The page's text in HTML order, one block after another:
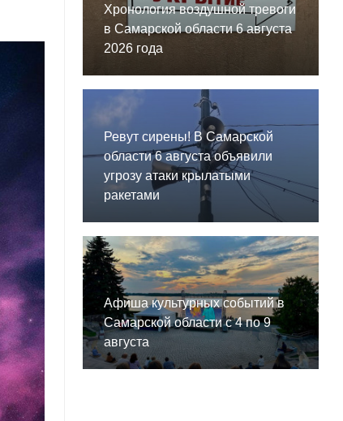
Хронология воздушной тревоги
в Самарской области 6 августа
2026 года
Ревут сирены! В Самарской
области 6 августа объявили
угрозу атаки крылатыми
ракетами
Афиша культурных событий в
Самарской области с 4 по 9
августа